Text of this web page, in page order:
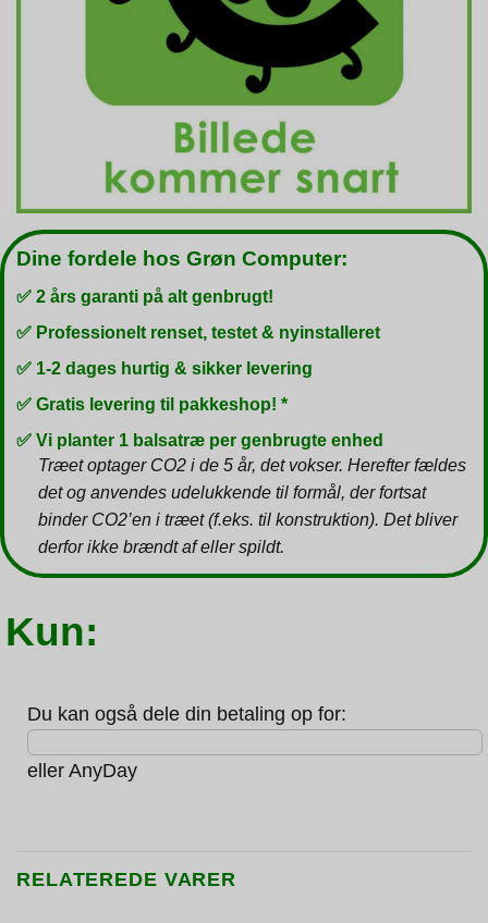
Dine fordele hos Grøn Computer:
✅ 2 års garanti på alt genbrugt!
✅ Professionelt renset, testet & nyinstalleret
✅ 1-2 dages hurtig & sikker levering
✅ Gratis levering til pakkeshop! *
✅ Vi planter 1 balsatræ per genbrugte enhed
Træet optager CO2 i de 5 år, det vokser. Herefter fældes
det og anvendes udelukkende til formål, der fortsat
binder CO2’en i træet (f.eks. til konstruktion). Det bliver
derfor ikke brændt af eller spildt.
Kun:
Du kan også dele din betaling op for:
eller AnyDay
RELATEREDE VARER